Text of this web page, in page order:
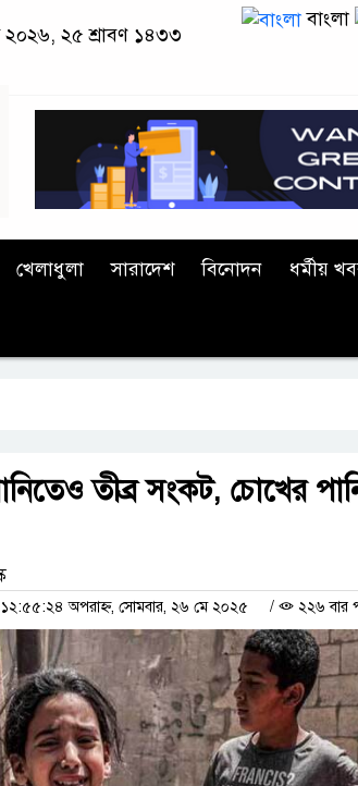
২০২৬, ২৫ শ্রাবণ ১৪৩৩
বাংলা
খেলাধুলা সারাদেশ বিনোদন ধর্মীয়
তীব্র সংকট, চোখের
অপরাহ্ন, সোমবার, ২৬ মে ২০২৫ / ২২৬ বার